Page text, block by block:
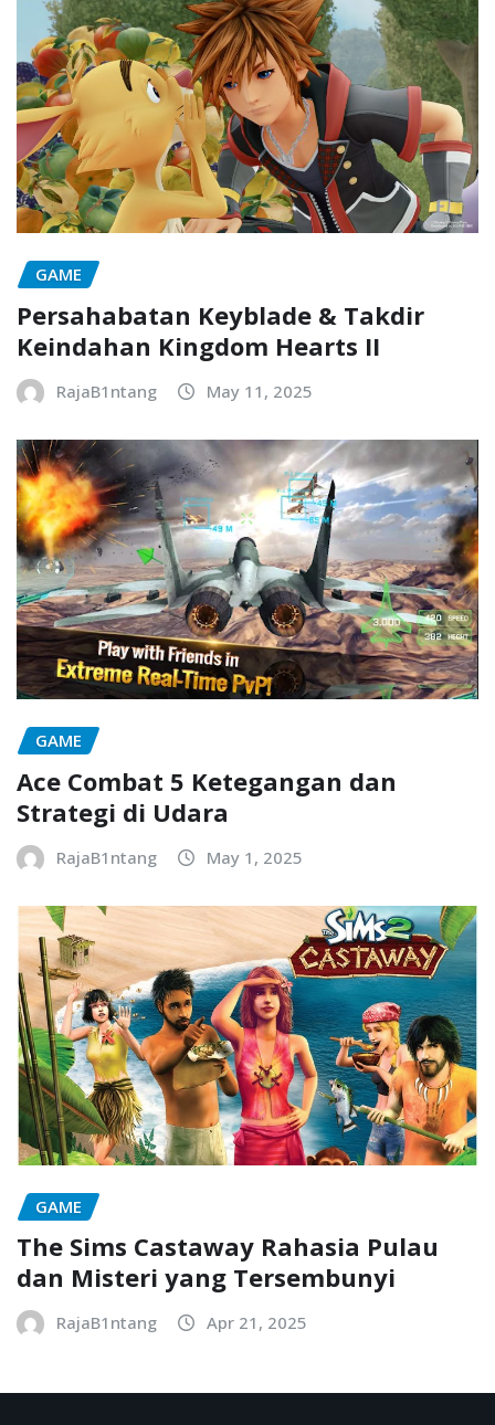
GAME
Persahabatan Keyblade & Takdir
Keindahan Kingdom Hearts II
RajaB1ntang May 11, 2025
GAME
Ace Combat 5 Ketegangan dan
Strategi di Udara
RajaB1ntang May 1, 2025
GAME
The Sims Castaway Rahasia Pulau
dan Misteri yang Tersembunyi
RajaB1ntang Apr 21, 2025